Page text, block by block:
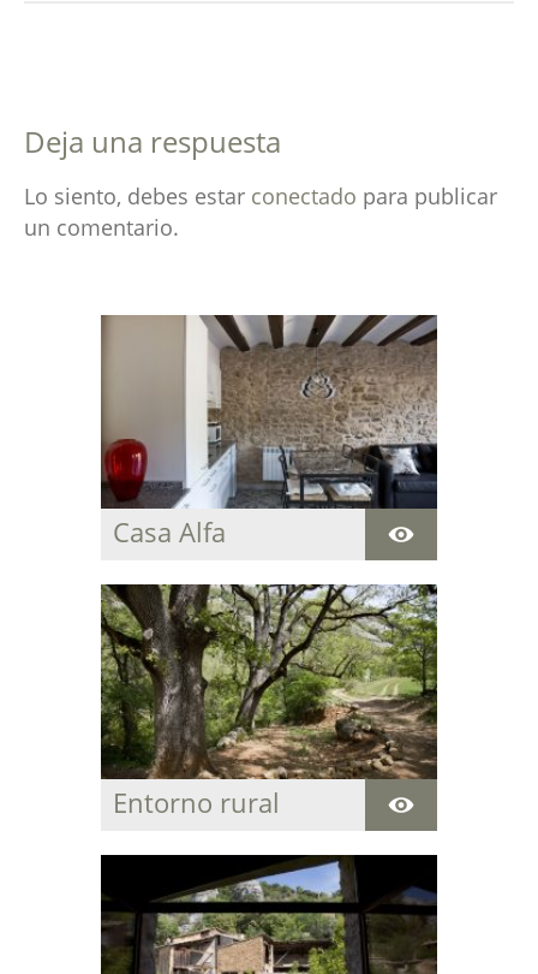
Deja una respuesta
Lo siento, debes estar conectado para publicar
un comentario.
Casa Alfa
centenaria para
descansar y disfrutar
de la paz y del entorno
natural que rodea la
estancia.
Entorno rural